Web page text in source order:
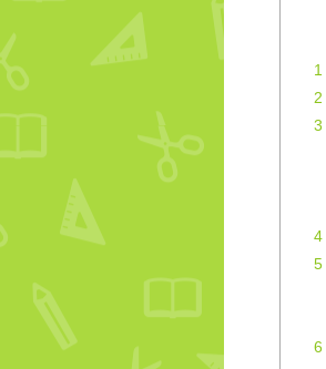
1
2
3
4
5
6